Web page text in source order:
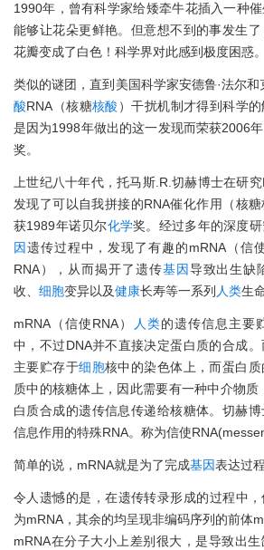
1990年，曾有科学家给矮牵牛花插入一种
能够让花朵更鲜艳。但意想不到的事发生了
花瓣变成了白色！科学界对此感到极度困惑。
类似的谜团，直到美国科学家安德鲁·法尔和
酸RNA（核糖核酸 ）干扰机制才得到科学
是因为1998年做出的这一发现而荣获2006
奖。
上世纪八十年代，托马斯.R.切赫博士在研
发现了可以自我拼接的RNA催化作用（核
获1989年诺贝尔化学奖。经过多年的深度
因遗传过程中，发现了有趣的mRNA（信
RNA），从而揭开了遗传基因导致出生缺
收、 细胞变异以及健康长寿等一系列 人类生
mRNA（信使RNA） 人类的遗传信息主要
中，不过DNA并不直接决定蛋白质的合成
主要贮存于细胞核中的染色体上，而蛋白
质中的核糖体上，因此需要有一种中介物质
白质合成的遗传信息传递给核糖体。切赫
信息作用的特殊RNA。称为信使
简单的说，mRNA就是为了完成基因表达过
令人遗憾的是，在遗传转录形成的过程中
为mRNA，其余的均呈现非编码序列的前体
mRNA在分子大小上差别很大，是导致出